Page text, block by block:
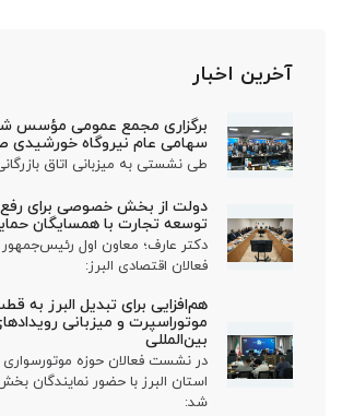
آخرین اخبار
برگزاری مجمع عمومی مؤسس
سهامی عام نیروگاه خورشیدی
طی نشستی به میزبانی اتاق
دولت از بخش خصوصی برای رفع
توسعه تجارت با همسایگان
دکتر عارف؛ معاون اول
فعالان اقتصادی البرز:
هم‌افزایی برای تبدیل البرز به
موتوراسپرت و میزبانی
بین‌المللی
در نشست فعالان حوزه موتورسواری
استان البرز با حضور
شد: